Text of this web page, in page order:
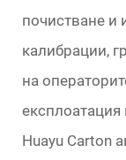
почистване и
калибрации,
на
експлоатация
Huayu Carton